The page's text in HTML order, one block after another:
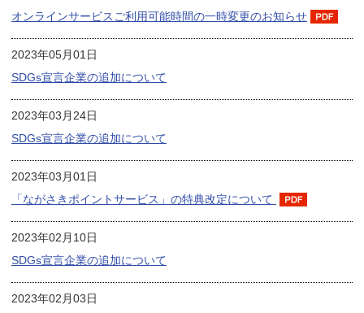
オンラインサービスご利用可能時間の一時変更のお知らせ
2023年05月01日
SDGs宣言企業の追加について
2023年03月24日
SDGs宣言企業の追加について
2023年03月01日
「ながさきポイントサービス」の特典改定について
2023年02月10日
SDGs宣言企業の追加について
2023年02月03日